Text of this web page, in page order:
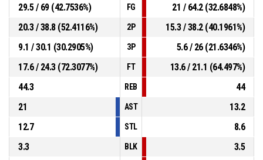
29.5 / 69 (42.7536%) FG
21 / 64.2 (32.6848%)
20.3 / 38.8 (52.4116%)
2P
15.3 / 38.2 (40.1961%)
9.1 / 30.1 (30.2905%)
3P
5.6 / 26 (21.6346%)
17.6 / 24.3 (72.3077%)
FT
13.6 / 21.1 (64.497%)
44.3
REB
44
21
AST
13.2
12.7
STL
8.6
3.3
BLK
3.5